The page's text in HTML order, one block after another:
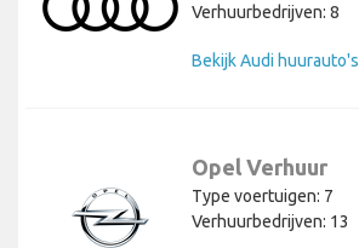
Verhuurbedrijven: 8
Bekijk Audi huurauto's
Opel Verhuur
Type voertuigen: 7
Verhuurbedrijven: 13